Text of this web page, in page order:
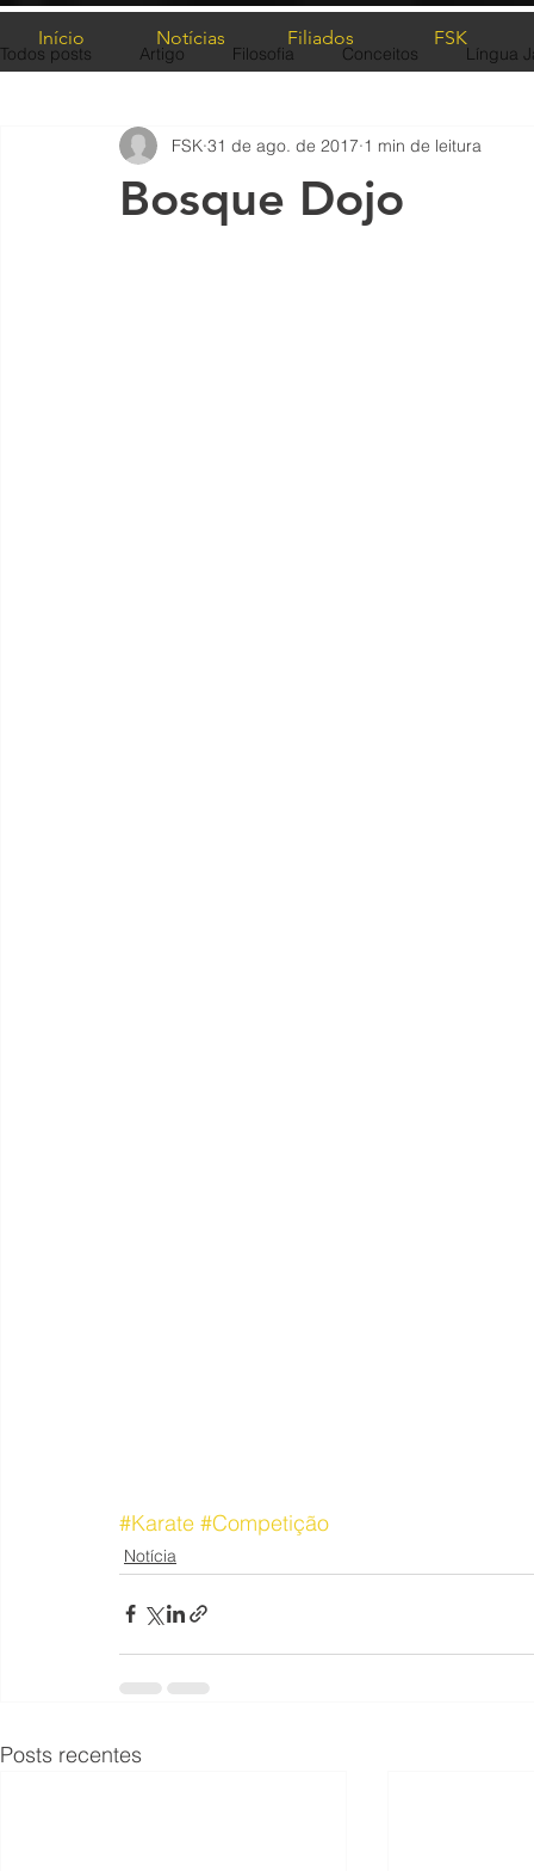
Todos posts Artigo Filosofia Conceitos Língua
Bosque Dojo
FSK 31 de ago. de 2017 1 min de leitura
#Karate #Competição
Notícia
Posts recentes
Início Notícias Filiados FSK